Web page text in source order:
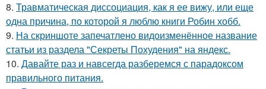
8. Травматическая диссоциация, как я ее вижу, или еще
одна причина, по которой я люблю книги Робин хобб.
9. На скриншоте запечатлено видоизменённое название
статьи из раздела "Секреты Похудения" на яндекс.
10. Давайте раз и навсегда разберемся с парадоксом
правильного питания.